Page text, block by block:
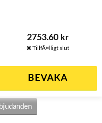
2753.60 kr
BEVAKA